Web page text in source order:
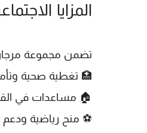
المزايا
تضمن مجموعة
🏥 تغطية صحية
🏠 مساعدات في
⚽ منح رياضية ودعم